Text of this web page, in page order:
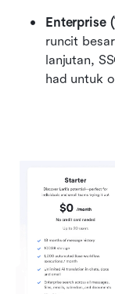
Enterprise
runcit
lanjutan,
had untuk